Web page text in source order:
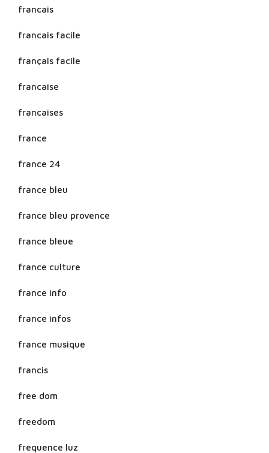
francais
francais facile
français facile
francaise
francaises
france
france 24
france bleu
france bleu provence
france bleue
france culture
france info
france infos
france musique
francis
free dom
freedom
frequence luz